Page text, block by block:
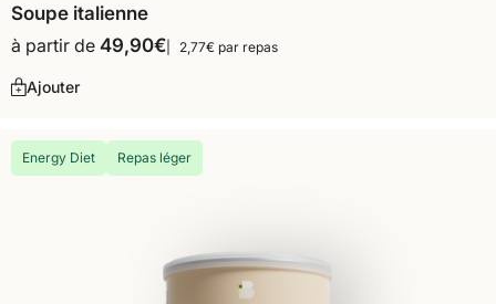
Soupe italienne
à partir de 49,90€ 2,77€ par repas
Ajouter
Energy Diet Repas léger